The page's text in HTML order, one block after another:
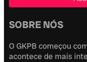
SOBRE NÓS
O GKPB começou
acontece de mais